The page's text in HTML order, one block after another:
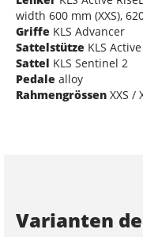
width 600 mm (XXS),
Griffe KLS Advancer
Sattelstütze KLS
Sattel KLS Sentinel 2
Pedale alloy
Rahmengrössen XXS /
Varianten